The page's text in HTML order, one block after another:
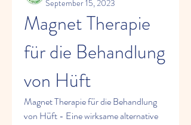
September 15, 2023
Magnet Therapie
für die Behandlung
von Hüft
Magnet Therapie für die Behandlung
von Hüft - Eine wirksame alternative